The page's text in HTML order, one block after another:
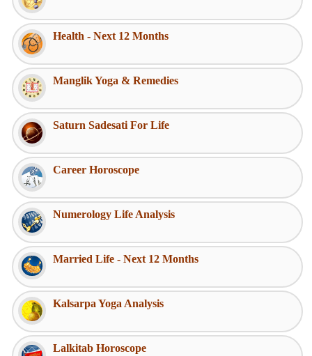
Health - Next 12 Months
Manglik Yoga & Remedies
Saturn Sadesati For Life
Career Horoscope
Numerology Life Analysis
Married Life - Next 12 Months
Kalsarpa Yoga Analysis
Lalkitab Horoscope